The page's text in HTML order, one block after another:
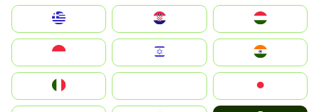
Magyarország